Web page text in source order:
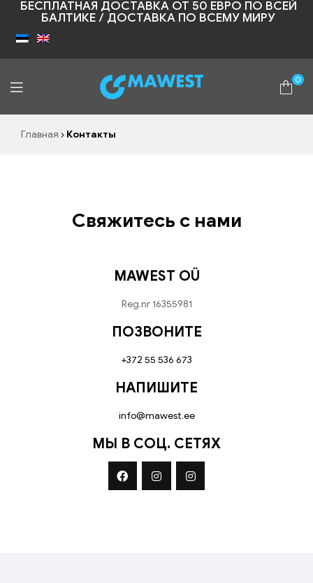
БЕСПЛАТНАЯ ДОСТАВКА ОТ 50 ЕВРО ПО ВСЕЙ
БАЛТИКЕ / ДОСТАВКА ПО ВСЕМУ МИРУ
Shopic
0
Главная Контакты
Свяжитесь с нами
MAWEST OÜ
Reg.nr 16355981
ПОЗВОНИТЕ
+372 55 536 673
НАПИШИТЕ
info@mawest.ee
МЫ В СОЦ. СЕТЯХ